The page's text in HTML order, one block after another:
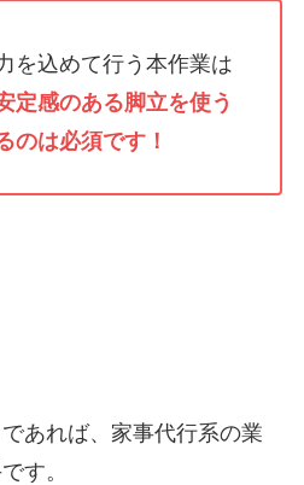
を込めて行う本作業は
定感のある脚立を使う
のは必須です！
あれば、家事代行系の業
す。